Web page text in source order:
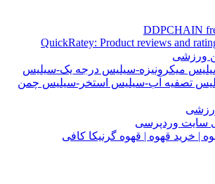
DDPCHAIN
QuickRatey: Product reviews and
ورزشی
میکرونیزه-سیلیس درجه یک-سیلیس
تصفیه آب-سیلیس استخر-سیلیس چمن
سایت وردپرسی
| خرید قهوه | قهوه گرنیکا کافی